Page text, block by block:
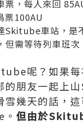
票，每人來回
票100AU
Skitube車站，是
但需等待列車班
呢？如果每
的朋友一起上
雪幾天的話，
但由於